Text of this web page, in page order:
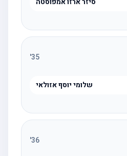
35
'
שלומי יוסף אזולאי
36
'